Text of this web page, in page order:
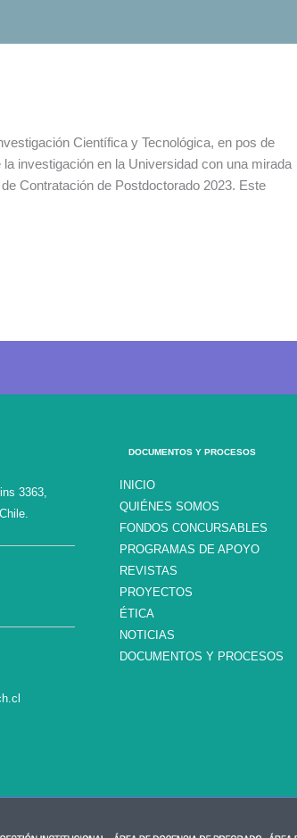
Científica y Tecnológica, en pos de
investigación en la Universidad con una mirada
Contratación de Postdoctorado 2023. Este
3363,
DOCUMENTOS Y PROCESOS
INICIO
QUIÉNES SOMOS
FONDOS CONCURSABLES
PROGRAMAS DE APOYO
REVISTAS
PROYECTOS
ÉTICA
NOTICIAS
DOCUMENTOS Y PROCESOS